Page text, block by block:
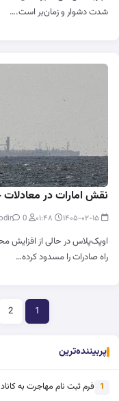
شدت دشوار و زمان‌بر است.…
نقش امارات در
0
اوپک‌پلاس در حالی از افزایش
راه صادرات را مسدود کرده…
1
2
پربیننده‌ترین
1 فرم ثبت نام مهاجرت به